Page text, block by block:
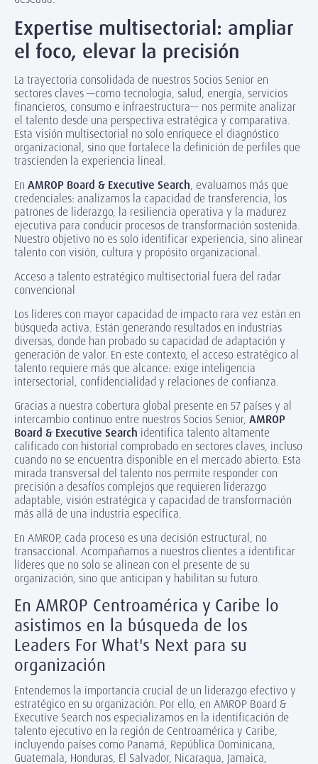
Expertise multisectorial: ampliar
el foco, elevar la precisión
La trayectoria consolidada de nuestros Socios Senior en
sectores claves —como tecnología, salud, energía, servicios
financieros, consumo e infraestructura— nos permite analizar
el talento desde una perspectiva estratégica y comparativa.
Esta visión multisectorial no solo enriquece el diagnóstico
organizacional, sino que fortalece la definición de perfiles que
trascienden la experiencia lineal.
En AMROP Board & Executive Search, evaluamos más que
credenciales: analizamos la capacidad de transferencia, los
patrones de liderazgo, la resiliencia operativa y la madurez
ejecutiva para conducir procesos de transformación sostenida.
Nuestro objetivo no es solo identificar experiencia, sino alinear
talento con visión, cultura y propósito organizacional.
Acceso a talento estratégico multisectorial fuera del radar
convencional
Los líderes con mayor capacidad de impacto rara vez están en
búsqueda activa. Están generando resultados en industrias
diversas, donde han probado su capacidad de adaptación y
generación de valor. En este contexto, el acceso estratégico al
talento requiere más que alcance: exige inteligencia
intersectorial, confidencialidad y relaciones de confianza.
Gracias a nuestra cobertura global presente en 57 países y al
intercambio continuo entre nuestros Socios Senior, AMROP
Board & Executive Search identifica talento altamente
calificado con historial comprobado en sectores claves, incluso
cuando no se encuentra disponible en el mercado abierto. Esta
mirada transversal del talento nos permite responder con
precisión a desafíos complejos que requieren liderazgo
adaptable, visión estratégica y capacidad de transformación
más allá de una industria específica.
En AMROP, cada proceso es una decisión estructural, no
transaccional. Acompañamos a nuestros clientes a identificar
líderes que no solo se alinean con el presente de su
organización, sino que anticipan y habilitan su futuro.
En AMROP Centroamérica y Caribe lo
asistimos en la búsqueda de los
Leaders For What's Next para su
organización
Entendemos la importancia crucial de un liderazgo efectivo y
estratégico en su organización. Por ello, en AMROP Board &
Executive Search nos especializamos en la identificación de
talento ejecutivo en la región de Centroamérica y Caribe,
incluyendo países como Panamá, República Dominicana,
Guatemala, Honduras, El Salvador, Nicaragua, Jamaica,